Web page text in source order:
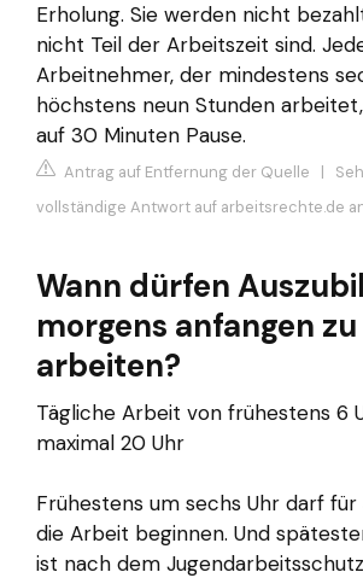
Erholung. Sie werden nicht
nicht Teil der Arbeitszeit sind.
Arbeitnehmer, der mindestens
höchstens neun Stunden
auf 30 Minuten Pause.
Antrag auf Entfernung der Quelle |
vollständige Antwort auf arbeitsrechte.de
Wann dürfen
morgens anfangen zu
arbeiten?
Tägliche Arbeit von frühestens 6
maximal 20 Uhr
Frühestens um sechs Uhr darf
die Arbeit beginnen. Und
ist nach dem